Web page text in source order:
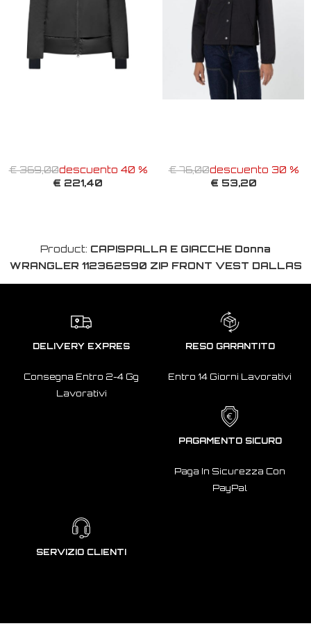
€ 369,00descuento 40 %
€ 221,40
€ 76,00descuento 30 %
€ 53,20
Product: CAPISPALLA E GIACCHE Donna
WRANGLER 112362590 ZIP FRONT VEST DALLAS
DELIVERY EXPRES
Consegna Entro 2-4 Gg
Lavorativi
RESO GARANTITO
Entro 14 Giorni Lavorativi
PAGAMENTO SICURO
Paga In Sicurezza Con
PayPal
SERVIZIO CLIENTI